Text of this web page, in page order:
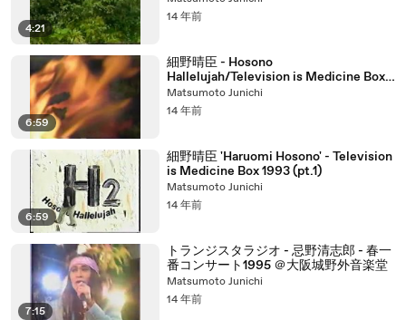
4:21
14 年前
6:59
細野晴臣 - Hosono
Hallelujah/Television is Medicine Box
1993 (pt.2)
Matsumoto Junichi
14 年前
6:59
細野晴臣 'Haruomi Hosono' - Television
is Medicine Box 1993 (pt.1)
Matsumoto Junichi
14 年前
7:15
トランジスタラジオ - 忌野清志郎 - 春一
番コンサート1995 ＠大阪城野外音楽堂
Matsumoto Junichi
14 年前